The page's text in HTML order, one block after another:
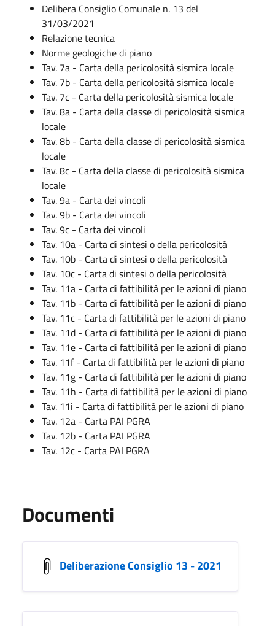
Delibera Consiglio Comunale n. 13 del
31/03/2021
Relazione tecnica
Norme geologiche di piano
Tav. 7a - Carta della pericolosità sismica locale
Tav. 7b - Carta della pericolosità sismica locale
Tav. 7c - Carta della pericolosità sismica locale
Tav. 8a - Carta della classe di pericolosità sismica
locale
Tav. 8b - Carta della classe di pericolosità sismica
locale
Tav. 8c - Carta della classe di pericolosità sismica
locale
Tav. 9a - Carta dei vincoli
Tav. 9b - Carta dei vincoli
Tav. 9c - Carta dei vincoli
Tav. 10a - Carta di sintesi o della pericolosità
Tav. 10b - Carta di sintesi o della pericolosità
Tav. 10c - Carta di sintesi o della pericolosità
Tav. 11a - Carta di fattibilità per le azioni di piano
Tav. 11b - Carta di fattibilità per le azioni di piano
Tav. 11c - Carta di fattibilità per le azioni di piano
Tav. 11d - Carta di fattibilità per le azioni di piano
Tav. 11e - Carta di fattibilità per le azioni di piano
Tav. 11f - Carta di fattibilità per le azioni di piano
Tav. 11g - Carta di fattibilità per le azioni di piano
Tav. 11h - Carta di fattibilità per le azioni di piano
Tav. 11i - Carta di fattibilità per le azioni di piano
Tav. 12a - Carta PAI PGRA
Tav. 12b - Carta PAI PGRA
Tav. 12c - Carta PAI PGRA
Documenti
Deliberazione Consiglio 13 - 2021